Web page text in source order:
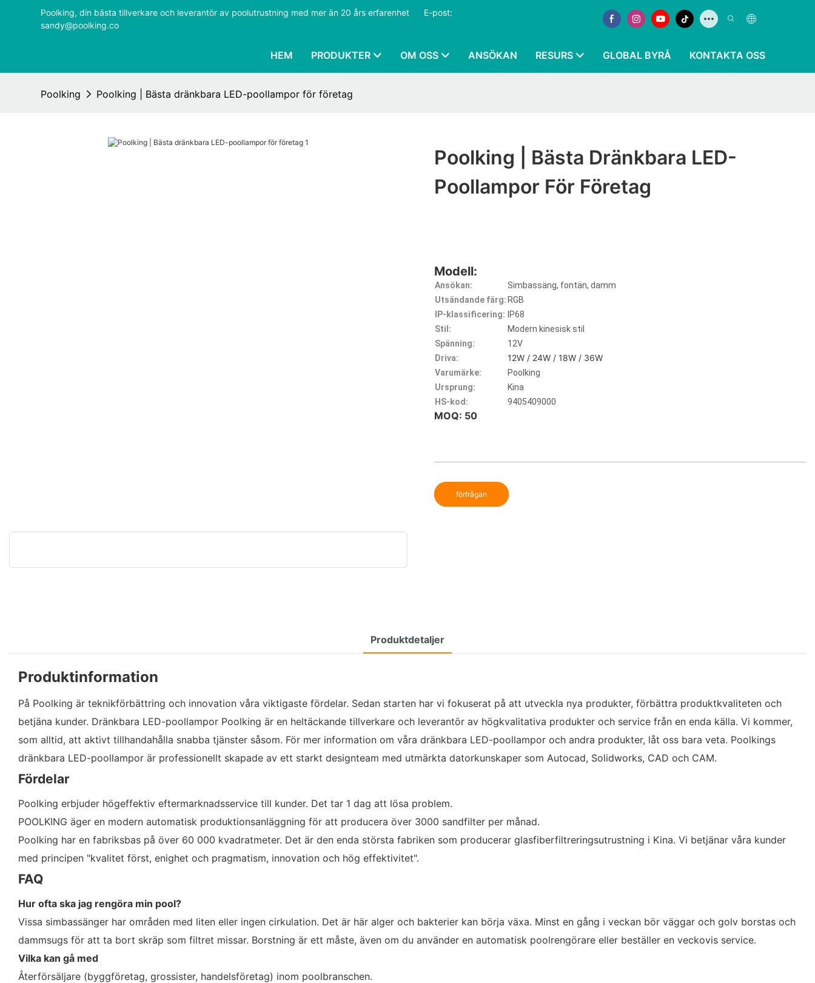
Poolking, din bästa tillverkare och leverantör av poolutrustning med mer än 20 års erfarenhet
E-post:
sandy@poolking.co
HEM PRODUKTER OM OSS ANSÖKAN RESURS GLOBAL BYRÅ KONTAKTA OSS
Poolking Poolking | Bästa dränkbara LED-poollampor för företag
Poolking | Bästa Dränkbara LED-
Poollampor För Företag
Modell:
Ansökan:
Simbassäng, fontän, damm
Utsändande färg: RGB
IP-klassificering:
IP68
Stil:
Modern kinesisk stil
Spänning:
12V
Driva:
12W / 24W / 18W / 36W
Varumärke:
Poolking
Ursprung:
Kina
HS-kod:
9405409000
MOQ: 50
förfrågan
Produktdetaljer
Produktinformation
På Poolking är teknikförbättring och innovation våra viktigaste fördelar. Sedan starten har vi fokuserat på att utveckla nya produkter, förbättra produktkvaliteten och
betjäna kunder. Dränkbara LED-poollampor Poolking är en heltäckande tillverkare och leverantör av högkvalitativa produkter och service från en enda källa. Vi kommer,
som alltid, att aktivt tillhandahålla snabba tjänster såsom. För mer information om våra dränkbara LED-poollampor och andra produkter, låt oss bara veta. Poolkings
dränkbara LED-poollampor är professionellt skapade av ett starkt designteam med utmärkta datorkunskaper som Autocad, Solidworks, CAD och CAM.
Fördelar
Poolking erbjuder högeffektiv eftermarknadsservice till kunder. Det tar 1 dag att lösa problem.
POOLKING äger en modern automatisk produktionsanläggning för att producera över 3000 sandfilter per månad.
Poolking har en fabriksbas på över 60 000 kvadratmeter. Det är den enda största fabriken som producerar glasfiberfiltreringsutrustning i Kina. Vi betjänar våra kunder
med principen "kvalitet först, enighet och pragmatism, innovation och hög effektivitet".
FAQ
Hur ofta ska jag rengöra min pool?
Vissa simbassänger har områden med liten eller ingen cirkulation. Det är här alger och bakterier kan börja växa. Minst en gång i veckan bör väggar och golv borstas och
dammsugs för att ta bort skräp som filtret missar. Borstning är ett måste, även om du använder en automatisk poolrengörare eller beställer en veckovis service.
Vilka kan gå med
Återförsäljare (byggföretag, grossister, handelsföretag) inom poolbranschen.